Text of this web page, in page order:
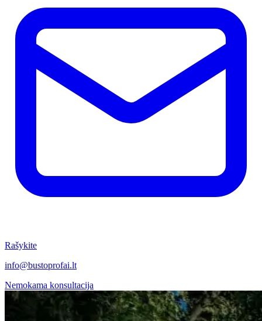
Rašykite
info@bustoprofai.lt
Nemokama konsultacija